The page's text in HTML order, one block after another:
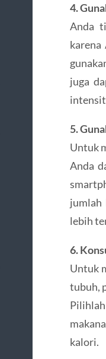
4.
Anda
karena
juga
5.
Untuk
Anda
jumlah
lebih
6.
Untuk
tubuh,
kalori.